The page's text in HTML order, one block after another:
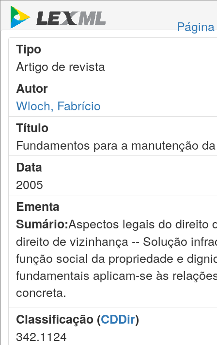
Tipo
Artigo de revista
Autor
Wloch, Fabrício
Título
Fundamentos para a manutenção
Data
2005
Ementa
Sumário:Aspectos legais do direito
direito de vizinhança -- Solução
função social da propriedade e
fundamentais aplicam-se às
concreta.
Classificação (CDDir)
342.1124